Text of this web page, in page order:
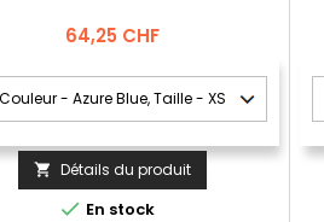
Prix
64,25 CHF
 Détails du produit
 En stock